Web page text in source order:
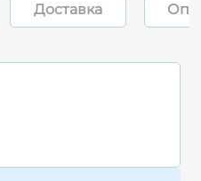
Доставка